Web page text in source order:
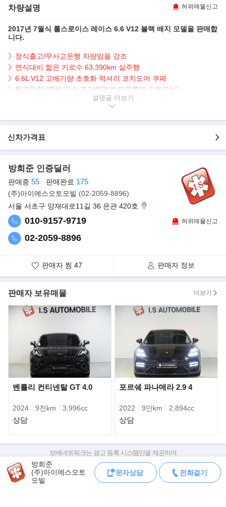
차량설명 허위매물신고
2017년 7월식 롤스로이스 레이스 6.6 V12 블랙 배지 모델을 판매합
니다.
》정식출고/무사고운행 차량임을 강조
》연식대비 짧은 키로수 63,390km 실주행
》6.6L V12 고배기량 초호화 럭셔리 코치도어 쿠페
》현금차량 (할부,리스 조건에맞게 자유롭게 이용가능)
》스타라이트헤드라이너 + 비스포크오디오 등등 옵션 풍부
▶본 차량상태..
- 정식출고
- 연식대비 짧은 주행거리
- 깔끔하게 관리된 내/외관 보유
- 고급스러운 블랙 바디 + 레드 블랙 투톤 인테리어
- 안락한 분위기를 더해주는 엠비언트 라이트, 은하수 옵션탑재
▶판매자의 한마디
100% 실매물만을 취급하는 주식회사 아이에스 오토모빌 입니다.
㈜아이에스 오토모빌은 모든 상품용 차량이 전시장 입고전 충분한
서울 서초 오토갤러리(수입차전시장), 서울 강서 등촌매매단지(국
시장을 운영하고 있으며
리스,할부 등 금융상품을 고객님의 눈높이에 맞춰 최소한의 금리로
저녁 늦은 시간에도 방문판매, 상담, 시승 가능 하도록 시스템이 갖
춰져 있습니다.
또, 고객님께서 소유하고 계신 차량과 대차, 위탁판매 모두 가능합
전시,광고 차량에 대하여 관련서류 팩스,문자 받아 보실수 있으니
서울 서초 전시장 (서초구 양재동 217번지 서울오토갤러리)
경기 수원 전시장 (수원시 권선구 평동 4-28번지 SK V1모터스)
》판매자의 약속
- 타고계시던 고객님의 소중한차량,최고가매입 및 위탁판매를 약속
설명글
신차가격표
방희준 인증딜러
판매중 55 판매완료 175
(주)아이에스오토모빌 (02-2059-8896)
서울 서초구 양재대로11길 36 은관 420호
010-9157-9719
02-2059-8896
허위매물신고
판매자 찜 47 판매자 정보
판매자 보유매물 더보기
벤틀리 컨티넨탈 GT 4.0
2024 9천km 3,996cc
상담
포르쉐 파나메라 2.9 4
2022 9만km 2,894cc
상담
방희준
(주)아이에스오토
모빌
문자상담 전화걸기
보배네트워크는 광고 등록 시스템만을 제공하며
판매자가 직접 등록한 내용에 대한 모든 책임은 판매자에게 있습니다.
차량 구매 시 차량등록증, 성능점검기록부, 실제 차량 상태,
차대번호 조회로 직접 정보를 확인하세요.